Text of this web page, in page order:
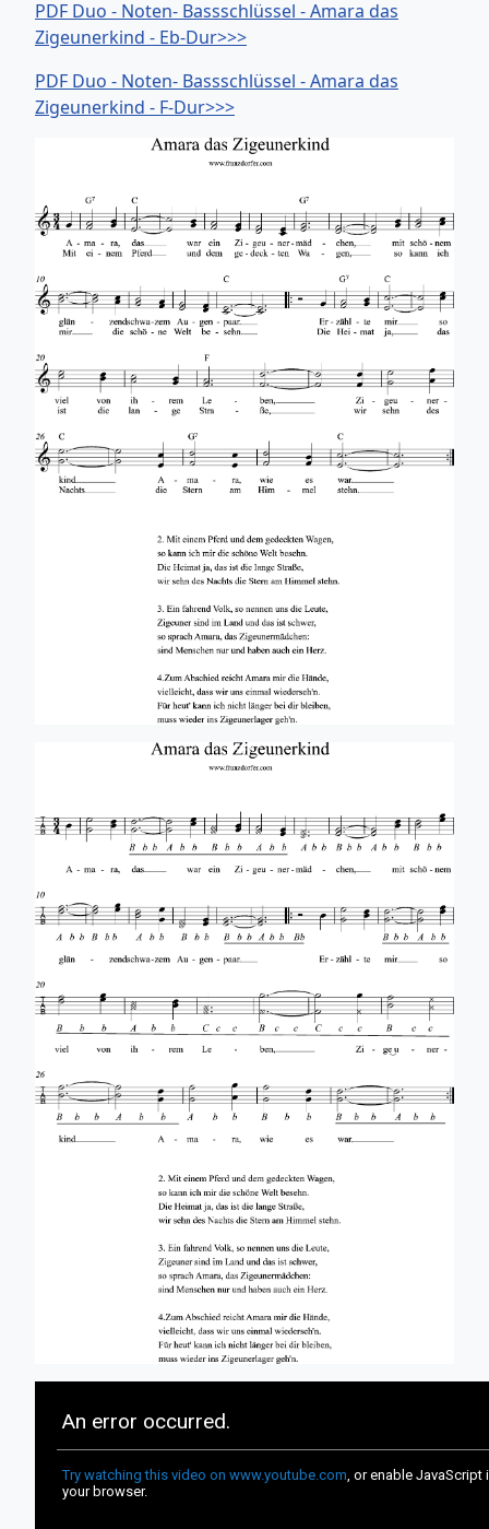
PDF Duo - Noten- Bassschlüssel - Amara das
Zigeunerkind - Eb-Dur>>>
PDF Duo - Noten- Bassschlüssel - Amara das
Zigeunerkind - F-Dur>>>